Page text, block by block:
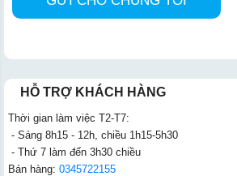
HỖ TRỢ KHÁCH HÀNG
Thời gian làm việc T2-T7:
- Sáng 8h15 - 12h, chiều 1h15-5h30
- Thứ 7 làm đến 3h30 chiều
Bán hàng: 0345722155